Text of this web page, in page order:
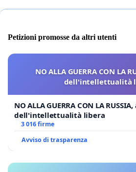
Petizioni promosse da altri utenti
NO ALLA GUERRA CON LA
dell'intellettualità
NO ALLA GUERRA CON LA
dell'intellettualità libera
3 016 firme
Avviso di trasparenza